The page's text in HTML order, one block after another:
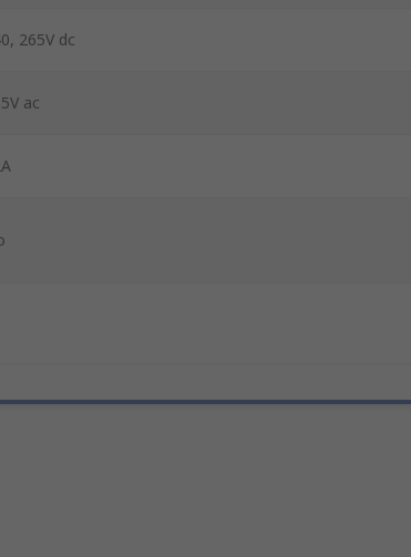
265V dc
ac